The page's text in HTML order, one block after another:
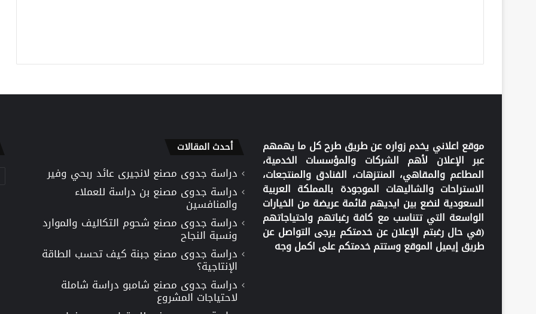
موقع اعلاني يخدم زواره عن طريق طرح كل ما يهمهم
عبر الإعلان لأهم الشركات والمؤسسات الخدمية،
المطاعم والمقاهي، المنتزهات، الفنادق والمنتجعات،
الاستراحات والشاليهات الموجودة بالمملكة العربية
السعودية لنضع بين ايديهم قائمة عريضة من الخيارات
الواسعة التي تتناسب مع كافة رغباتهم واحتياجاتهم
(في حال رغبتم الإعلان عن خدمتكم يرجى التواصل عن
طريق إيميل الموقع وستتم خدمتكم على اكمل وجه
أحدث المقالات
دراسة جدوى مصنع لانجيرى عائد ربحي وفير
دراسة جدوى مصنع بن دراسة للعملاء
والمنافسين
دراسة جدوى مصنع شحوم التكاليف والموارد
ونسبة النجاح
دراسة جدوى مصنع جبنة كيف تحسب الطاقة
الإنتاجية؟
دراسة جدوى مصنع شامبو دراسة شاملة
لاحتياجات المشروع